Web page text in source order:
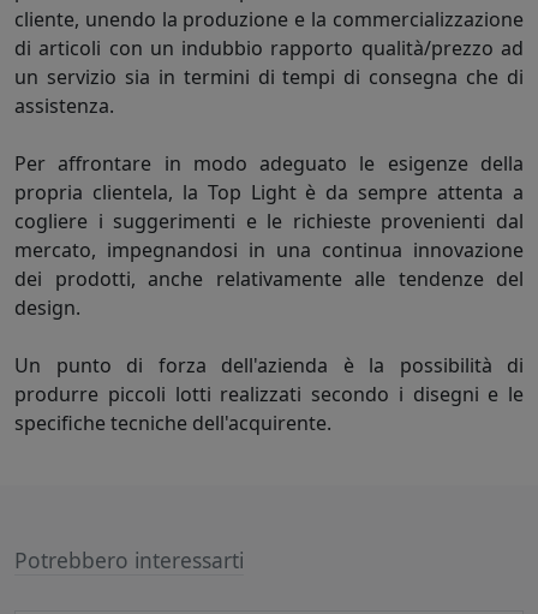
cliente, unendo la produzione e la commercializzazione
di articoli con un indubbio rapporto qualità/prezzo ad
un servizio sia in termini di tempi di consegna che di
assistenza.
Per affrontare in modo adeguato le esigenze della
propria clientela, la Top Light è da sempre attenta a
cogliere i suggerimenti e le richieste provenienti dal
mercato, impegnandosi in una continua innovazione
dei prodotti, anche relativamente alle tendenze del
design.
Un punto di forza dell'azienda è la possibilità di
produrre piccoli lotti realizzati secondo i disegni e le
specifiche tecniche dell'acquirente.
Potrebbero interessarti